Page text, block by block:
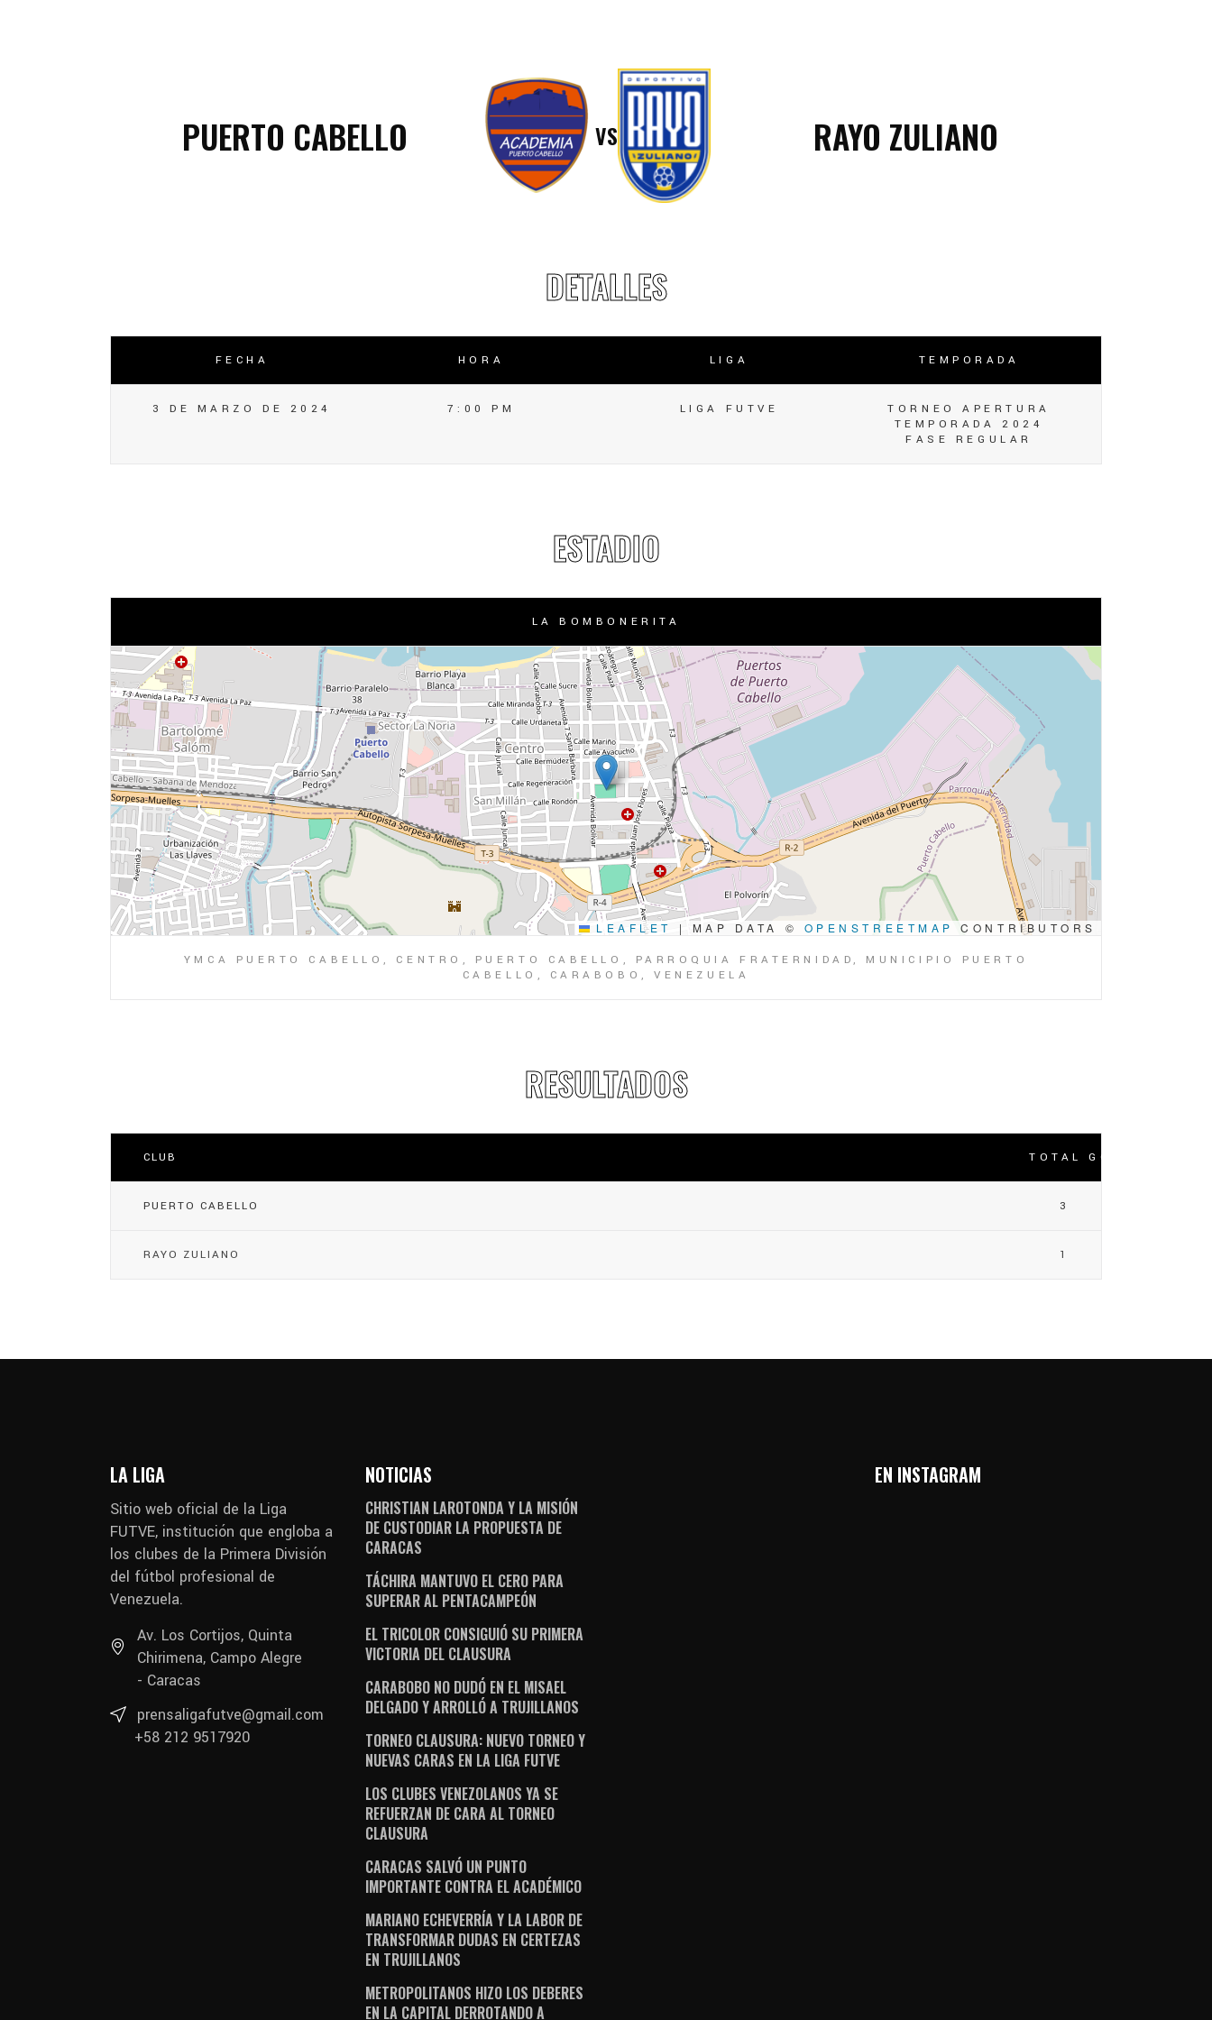
PUERTO CABELLO VS RAYO ZULIANO
DETALLES
FECHA HORA LIGA TEMPORADA
3 DE MARZO DE 2024 7:00 PM LIGA FUTVE
TORNEO APERTURA
TEMPORADA 2024
FASE REGULAR
ESTADIO
LA BOMBONERITA
LEAFLET | MAP DATA © OPENSTREETMAP CONTRIBUTORS
YMCA PUERTO CABELLO, CENTRO, PUERTO CABELLO, PARROQUIA FRATERNIDAD, MUNICIPIO PUERTO
CABELLO, CARABOBO, VENEZUELA
RESULTADOS
CLUB TOTAL GOLES
PUERTO CABELLO 3
RAYO ZULIANO 1
LA LIGA
Sitio web oficial de la Liga
FUTVE, institución que engloba a
los clubes de la Primera División
del fútbol profesional de
Venezuela.
Av. Los Cortijos, Quinta
Chirimena, Campo Alegre
- Caracas
prensaligafutve@gmail.com
+58 212 9517920
NOTICIAS
CHRISTIAN LAROTONDA Y LA MISIÓN
DE CUSTODIAR LA PROPUESTA DE
CARACAS
TÁCHIRA MANTUVO EL CERO PARA
SUPERAR AL PENTACAMPEÓN
EL TRICOLOR CONSIGUIÓ SU PRIMERA
VICTORIA DEL CLAUSURA
CARABOBO NO DUDÓ EN EL MISAEL
DELGADO Y ARROLLÓ A TRUJILLANOS
TORNEO CLAUSURA: NUEVO TORNEO Y
NUEVAS CARAS EN LA LIGA FUTVE
LOS CLUBES VENEZOLANOS YA SE
REFUERZAN DE CARA AL TORNEO
CLAUSURA
CARACAS SALVÓ UN PUNTO
IMPORTANTE CONTRA EL ACADÉMICO
MARIANO ECHEVERRÍA Y LA LABOR DE
TRANSFORMAR DUDAS EN CERTEZAS
EN TRUJILLANOS
METROPOLITANOS HIZO LOS DEBERES
EN LA CAPITAL DERROTANDO A
EN INSTAGRAM